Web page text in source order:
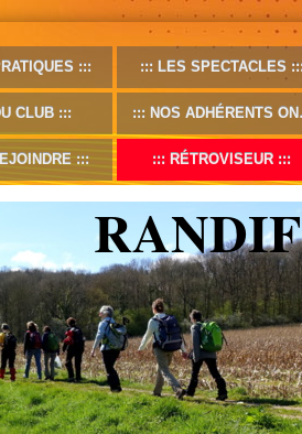
LES SPECTACLES
CLUB NOS ADHÉRENTS ONT DU TALENT ...
RÉTROVISEUR
RANDIF